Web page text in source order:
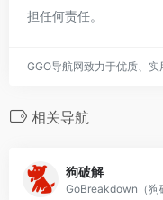
担任何责任。
GGO导航网致力于优质、实
相关导航
狗破解